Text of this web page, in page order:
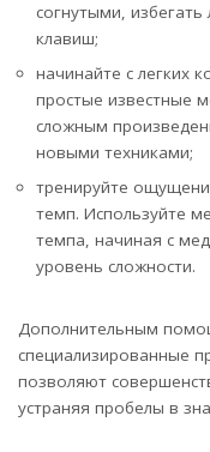
согнутыми,
клавиш;
начинайте с легких
простые известные
сложным
новыми техниками;
тренируйте
темп. Используйте
темпа, начиная с
уровень сложности.
Дополнительным
специализированные
позволяют
устраняя пробелы в